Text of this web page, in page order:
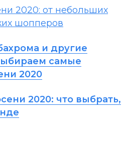
2020: oт небольших
шопперов
и другие
самые
2020
2020: что выбрать,